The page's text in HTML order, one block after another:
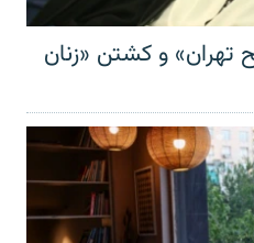
تهران» و کشتن «زنان